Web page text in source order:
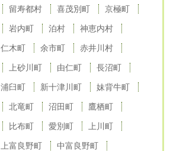
留寿都村 喜茂別町 京極町
岩内町 泊村 神恵内村
仁木町 余市町 赤井川村
上砂川町 由仁町 長沼町
浦臼町 新十津川町 妹背牛町
北竜町 沼田町 鷹栖町
比布町 愛別町 上川町
上富良野町 中富良野町